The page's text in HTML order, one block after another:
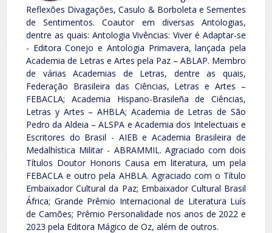
Reflexões Divagações, Casulo & Borboleta e Sementes
de Sentimentos. Coautor em diversas Antologias,
dentre as quais: Antologia Vivências: Viver é Adaptar-se
- Editora Conejo e Antologia Primavera, lançada pela
Academia de Letras e Artes pela Paz – ABLAP. Membro
de várias Academias de Letras, dentre as quais,
Federação Brasileira das Ciências, Letras e Artes –
FEBACLA; Academia Hispano-Brasileña de Ciências,
Letras y Artes – AHBLA; Academia de Letras de São
Pedro da Aldeia – ALSPA e Academia dos Intelectuais e
Escritores do Brasil - AIEB e Academia Brasileira de
Medalhística Militar - ABRAMMIL. Agraciado com dois
Títulos Doutor Honoris Causa em literatura, um pela
FEBACLA e outro pela AHBLA. Agraciado com o Título
Embaixador Cultural da Paz; Embaixador Cultural Brasil
África; Grande Prêmio Internacional de Literatura Luís
de Camões; Prêmio Personalidade nos anos de 2022 e
2023 pela Editora Mágico de Oz, além de outros.